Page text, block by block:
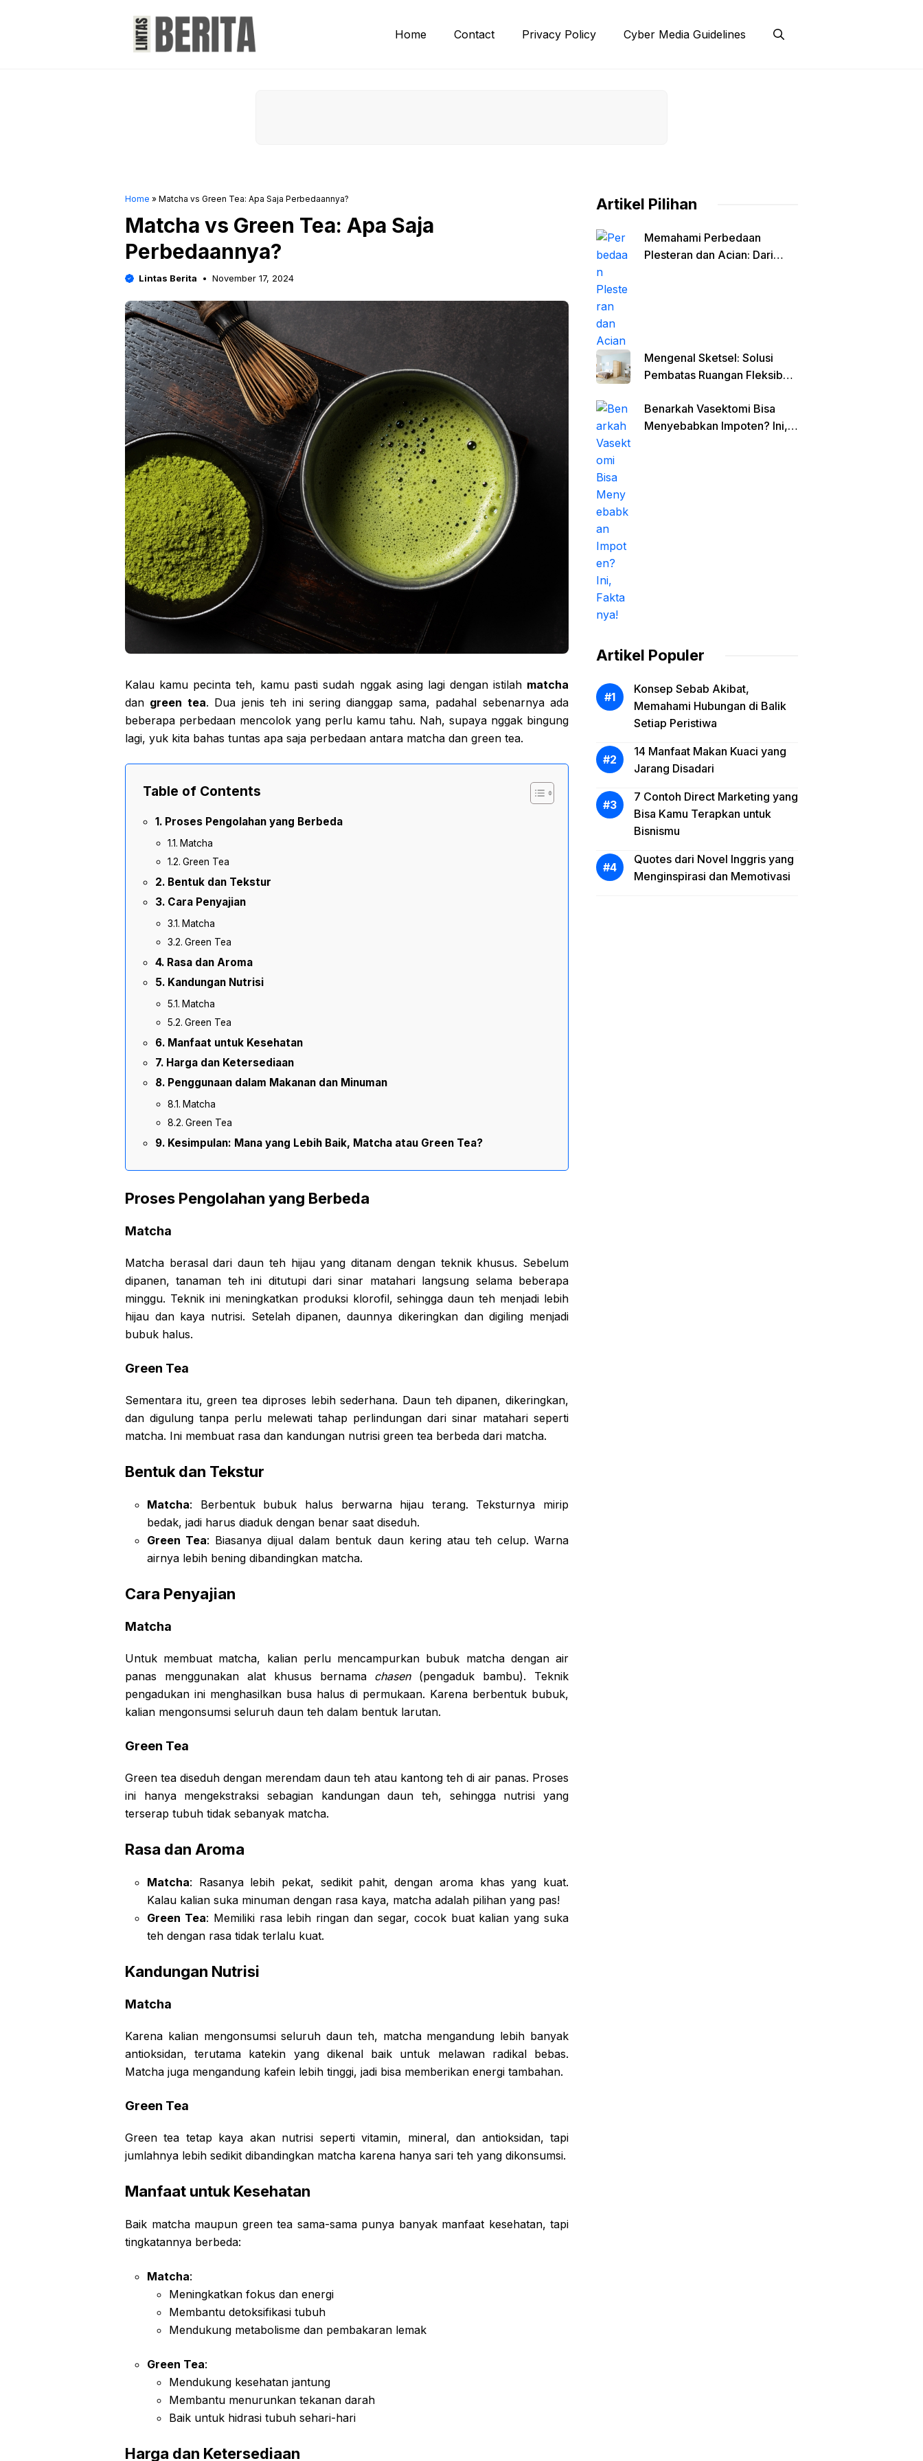
Home Contact Privacy Policy Cyber Media Guidelines
Home » Matcha vs Green Tea: Apa Saja Perbedaannya?
Matcha vs Green Tea: Apa Saja
Perbedaannya?
Lintas Berita November 17, 2024
Kalau kamu pecinta teh, kamu pasti sudah nggak asing lagi dengan istilah matcha
dan green tea. Dua jenis teh ini sering dianggap sama, padahal sebenarnya ada
beberapa perbedaan mencolok yang perlu kamu tahu. Nah, supaya nggak bingung
lagi, yuk kita bahas tuntas apa saja perbedaan antara matcha dan green tea.
Table of Contents
Proses Pengolahan yang Berbeda
Matcha
Green Tea
Bentuk dan Tekstur
Cara Penyajian
Matcha
Green Tea
Rasa dan Aroma
Kandungan Nutrisi
Matcha
Green Tea
Manfaat untuk Kesehatan
Harga dan Ketersediaan
Penggunaan dalam Makanan dan Minuman
Matcha
Green Tea
Kesimpulan: Mana yang Lebih Baik, Matcha atau Green Tea?
Proses Pengolahan yang Berbeda
Matcha
Matcha berasal dari daun teh hijau yang ditanam dengan teknik khusus. Sebelum
dipanen, tanaman teh ini ditutupi dari sinar matahari langsung selama beberapa
minggu. Teknik ini meningkatkan produksi klorofil, sehingga daun teh menjadi lebih
hijau dan kaya nutrisi. Setelah dipanen, daunnya dikeringkan dan digiling menjadi
bubuk halus.
Green Tea
Sementara itu, green tea diproses lebih sederhana. Daun teh dipanen, dikeringkan,
dan digulung tanpa perlu melewati tahap perlindungan dari sinar matahari seperti
matcha. Ini membuat rasa dan kandungan nutrisi green tea berbeda dari matcha.
Bentuk dan Tekstur
Matcha: Berbentuk bubuk halus berwarna hijau terang. Teksturnya mirip
bedak, jadi harus diaduk dengan benar saat diseduh.
Green Tea: Biasanya dijual dalam bentuk daun kering atau teh celup. Warna
airnya lebih bening dibandingkan matcha.
Cara Penyajian
Matcha
Untuk membuat matcha, kalian perlu mencampurkan bubuk matcha dengan air
panas menggunakan alat khusus bernama chasen(pengaduk bambu). Teknik
pengadukan ini menghasilkan busa halus di permukaan. Karena berbentuk bubuk,
kalian mengonsumsi seluruh daun teh dalam bentuk larutan.
Green Tea
Green tea diseduh dengan merendam daun teh atau kantong teh di air panas. Proses
ini hanya mengekstraksi sebagian kandungan daun teh, sehingga nutrisi yang
terserap tubuh tidak sebanyak matcha.
Rasa dan Aroma
Matcha: Rasanya lebih pekat, sedikit pahit, dengan aroma khas yang kuat.
Kalau kalian suka minuman dengan rasa kaya, matcha adalah pilihan yang pas!
Green Tea: Memiliki rasa lebih ringan dan segar, cocok buat kalian yang suka
teh dengan rasa tidak terlalu kuat.
Kandungan Nutrisi
Matcha
Karena kalian mengonsumsi seluruh daun teh, matcha mengandung lebih banyak
antioksidan, terutama katekin yang dikenal baik untuk melawan radikal bebas.
Matcha juga mengandung kafein lebih tinggi, jadi bisa memberikan energi tambahan.
Green Tea
Green tea tetap kaya akan nutrisi seperti vitamin, mineral, dan antioksidan, tapi
jumlahnya lebih sedikit dibandingkan matcha karena hanya sari teh yang dikonsumsi.
Manfaat untuk Kesehatan
Baik matcha maupun green tea sama-sama punya banyak manfaat kesehatan, tapi
tingkatannya berbeda:
Matcha:
Meningkatkan fokus dan energi
Membantu detoksifikasi tubuh
Mendukung metabolisme dan pembakaran lemak
Green Tea:
Mendukung kesehatan jantung
Membantu menurunkan tekanan darah
Baik untuk hidrasi tubuh sehari-hari
Harga dan Ketersediaan
Artikel Pilihan
Memahami Perbedaan
Plesteran dan Acian: Dari
Mengenal Sketsel: Solusi
Pembatas Ruangan Fleksibel
Open Space
Benarkah Vasektomi Bisa
Menyebabkan Impoten? Ini,
Artikel Populer
Konsep Sebab Akibat,
Memahami Hubungan di Balik
Setiap Peristiwa
14 Manfaat Makan Kuaci yang
Jarang Disadari
7 Contoh Direct Marketing yang
Bisa Kamu Terapkan untuk
Bisnismu
Quotes dari Novel Inggris yang
Menginspirasi dan Memotivasi